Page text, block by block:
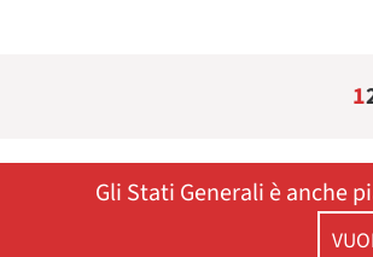
1
Gli Stati Generali è anche